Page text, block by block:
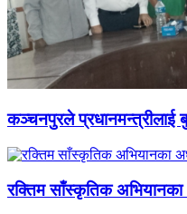
कञ्चनपुरले प्रधानमन्त्रीलाई
रक्तिम साँस्कृतिक अभियानका